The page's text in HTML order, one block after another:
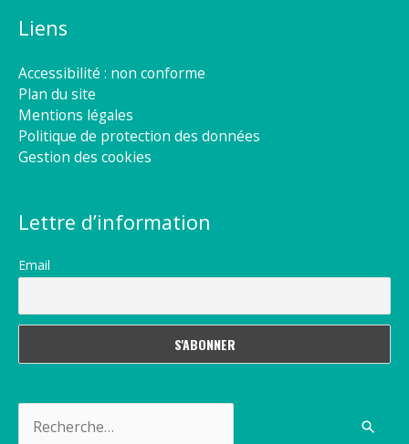
Liens
Accessibilité : non conforme
Plan du site
Mentions légales
Politique de protection des données
Gestion des cookies
Lettre d’information
Email